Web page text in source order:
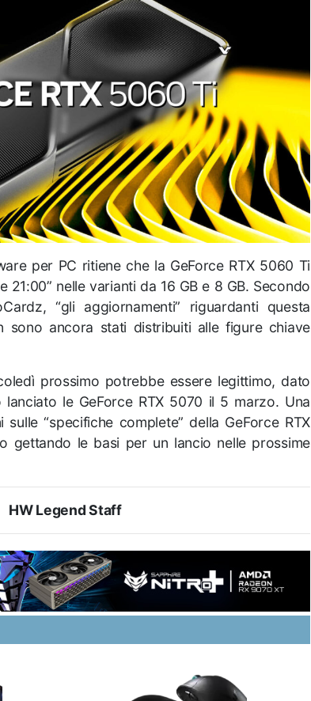
per PC ritiene che la GeForce RTX 5060 Ti
21:00” nelle varianti da 16 GB e 8 GB. Secondo
“gli aggiornamenti” riguardanti questa
sono ancora stati distribuiti alle figure chiave
prossimo potrebbe essere legittimo, dato
le GeForce RTX 5070 il 5 marzo. Una
“specifiche complete” della GeForce RTX
gettando le basi per un lancio nelle prossime
HW Legend Staff